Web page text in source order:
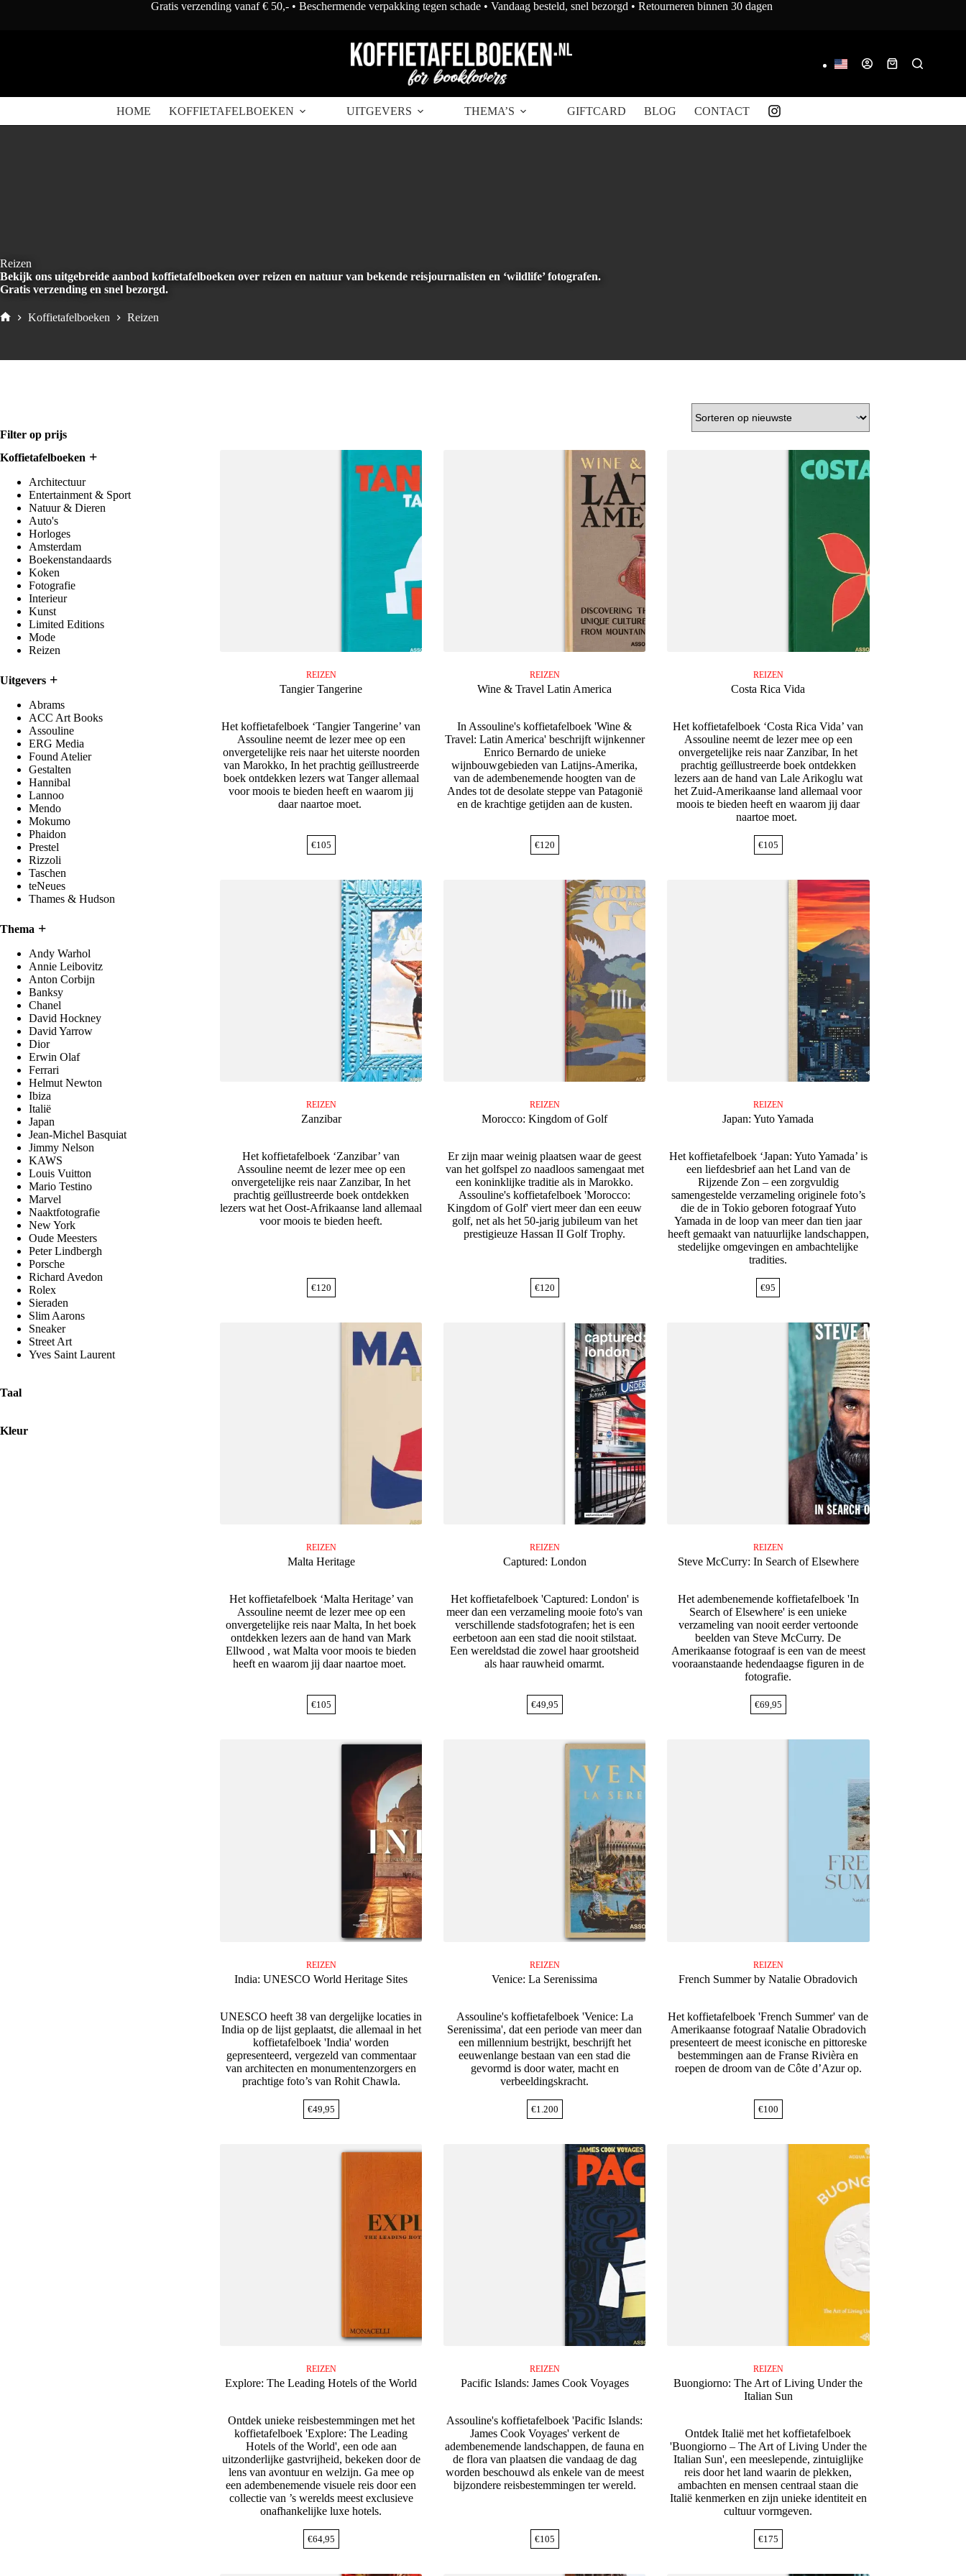
Gratis verzending vanaf € 50,- • Beschermende verpakking tegen schade • Vandaag besteld, snel bezorgd • Retourneren binnen 30 dagen
Winkelwagen
HOME KOFFIETAFELBOEKEN UITGEVERS THEMA’S GIFTCARD BLOG CONTACT
Reizen
Bekijk ons uitgebreide aanbod koffietafelboeken over reizen en natuur van bekende reisjournalisten en ‘wildlife’ fotografen.
Gratis verzending en snel bezorgd.
Koffietafelboeken Reizen
REIZEN
Tangier Tangerine
Het koffietafelboek ‘Tangier Tangerine’ van
Assouline neemt de lezer mee op een
onvergetelijke reis naar het uiterste noorden
van Marokko, In het prachtig geïllustreerde
boek ontdekken lezers wat Tanger allemaal
voor moois te bieden heeft en waarom jij
daar naartoe moet.
€105
REIZEN
Wine & Travel Latin America
In Assouline's koffietafelboek 'Wine &
Travel: Latin America' beschrijft wijnkenner
Enrico Bernardo de unieke
wijnbouwgebieden van Latijns-Amerika,
van de adembenemende hoogten van de
Andes tot de desolate steppe van Patagonië
en de krachtige getijden aan de kusten.
€120
REIZEN
Costa Rica Vida
Het koffietafelboek ‘Costa Rica Vida’ van
Assouline neemt de lezer mee op een
onvergetelijke reis naar Zanzibar, In het
prachtig geïllustreerde boek ontdekken
lezers aan de hand van Lale Arikoglu wat
het Zuid-Amerikaanse land allemaal voor
moois te bieden heeft en waarom jij daar
naartoe moet.
€105
REIZEN
Zanzibar
Het koffietafelboek ‘Zanzibar’ van
Assouline neemt de lezer mee op een
onvergetelijke reis naar Zanzibar, In het
prachtig geïllustreerde boek ontdekken
lezers wat het Oost-Afrikaanse land allemaal
voor moois te bieden heeft.
€120
REIZEN
Morocco: Kingdom of Golf
Er zijn maar weinig plaatsen waar de geest
van het golfspel zo naadloos samengaat met
een koninklijke traditie als in Marokko.
Assouline's koffietafelboek 'Morocco:
Kingdom of Golf' viert meer dan een eeuw
golf, net als het 50-jarig jubileum van het
prestigieuze Hassan II Golf Trophy.
€120
REIZEN
Japan: Yuto Yamada
Het koffietafelboek ‘Japan: Yuto Yamada’ is
een liefdesbrief aan het Land van de
Rijzende Zon – een zorgvuldig
samengestelde verzameling originele foto’s
die de in Tokio geboren fotograaf Yuto
Yamada in de loop van meer dan tien jaar
heeft gemaakt van natuurlijke landschappen,
stedelijke omgevingen en ambachtelijke
tradities.
€95
REIZEN
Malta Heritage
Het koffietafelboek ‘Malta Heritage’ van
Assouline neemt de lezer mee op een
onvergetelijke reis naar Malta, In het boek
ontdekken lezers aan de hand van Mark
Ellwood , wat Malta voor moois te bieden
heeft en waarom jij daar naartoe moet.
€105
REIZEN
Captured: London
Het koffietafelboek 'Captured: London' is
meer dan een verzameling mooie foto's van
verschillende stadsfotografen; het is een
eerbetoon aan een stad die nooit stilstaat.
Een wereldstad die zowel haar grootsheid
als haar rauwheid omarmt.
€49,95
REIZEN
Steve McCurry: In Search of Elsewhere
Het adembenemende koffietafelboek 'In
Search of Elsewhere' is een unieke
verzameling van nooit eerder vertoonde
beelden van Steve McCurry. De
Amerikaanse fotograaf is een van de meest
vooraanstaande hedendaagse figuren in de
fotografie.
€69,95
REIZEN
India: UNESCO World Heritage Sites
UNESCO heeft 38 van dergelijke locaties in
India op de lijst geplaatst, die allemaal in het
koffietafelboek 'India' worden
gepresenteerd, vergezeld van commentaar
van architecten en monumentenzorgers en
prachtige foto’s van Rohit Chawla.
€49,95
REIZEN
Venice: La Serenissima
Assouline's koffietafelboek 'Venice: La
Serenissima', dat een periode van meer dan
een millennium bestrijkt, beschrijft het
eeuwenlange bestaan van een stad die
gevormd is door water, macht en
verbeeldingskracht.
€1.200
REIZEN
French Summer by Natalie Obradovich
Het koffietafelboek 'French Summer' van de
Amerikaanse fotograaf Natalie Obradovich
presenteert de meest iconische en pittoreske
bestemmingen aan de Franse Rivièra en
roepen de droom van de Côte d’Azur op.
€100
REIZEN
Explore: The Leading Hotels of the World
Ontdek unieke reisbestemmingen met het
koffietafelboek 'Explore: The Leading
Hotels of the World', een ode aan
uitzonderlijke gastvrijheid, bekeken door de
lens van avontuur en welzijn. Ga mee op
een adembenemende visuele reis door een
collectie van ’s werelds meest exclusieve
onafhankelijke luxe hotels.
€64,95
REIZEN
Pacific Islands: James Cook Voyages
Assouline's koffietafelboek 'Pacific Islands:
James Cook Voyages' verkent de
adembenemende landschappen, de fauna en
de flora van plaatsen die vandaag de dag
worden beschouwd als enkele van de meest
bijzondere reisbestemmingen ter wereld.
€105
REIZEN
Buongiorno: The Art of Living Under the
Italian Sun
Ontdek Italië met het koffietafelboek
'Buongiorno – The Art of Living Under the
Italian Sun', een meeslepende, zintuiglijke
reis door het land waarin de plekken,
ambachten en mensen centraal staan die
Italië kenmerken en zijn unieke identiteit en
cultuur vormgeven.
€175
Filter op prijs
Koffietafelboeken
Architectuur
Entertainment & Sport
Natuur & Dieren
Auto's
Horloges
Amsterdam
Boekenstandaards
Koken
Fotografie
Interieur
Kunst
Limited Editions
Mode
Reizen
Uitgevers
Abrams
ACC Art Books
Assouline
ERG Media
Found Atelier
Gestalten
Hannibal
Lannoo
Mendo
Mokumo
Phaidon
Prestel
Rizzoli
Taschen
teNeues
Thames & Hudson
Thema
Andy Warhol
Annie Leibovitz
Anton Corbijn
Banksy
Chanel
David Hockney
David Yarrow
Dior
Erwin Olaf
Ferrari
Helmut Newton
Ibiza
Italië
Japan
Jean-Michel Basquiat
Jimmy Nelson
KAWS
Louis Vuitton
Mario Testino
Marvel
Naaktfotografie
New York
Oude Meesters
Peter Lindbergh
Porsche
Richard Avedon
Rolex
Sieraden
Slim Aarons
Sneaker
Street Art
Yves Saint Laurent
Taal
Kleur